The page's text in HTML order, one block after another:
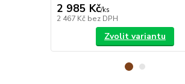
2 985 Kč/ks
2 467 Kč bez DPH
Zvolit variantu